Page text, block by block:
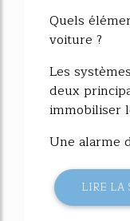
Quels
voiture ?
Les
deux
immobiliser
Une alarme
LIRE LA